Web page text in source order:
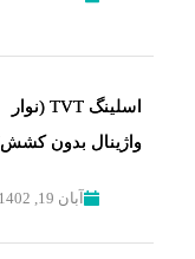
اسلینگ TVT (نوار
واژینال بدون
آبان 19, 1402